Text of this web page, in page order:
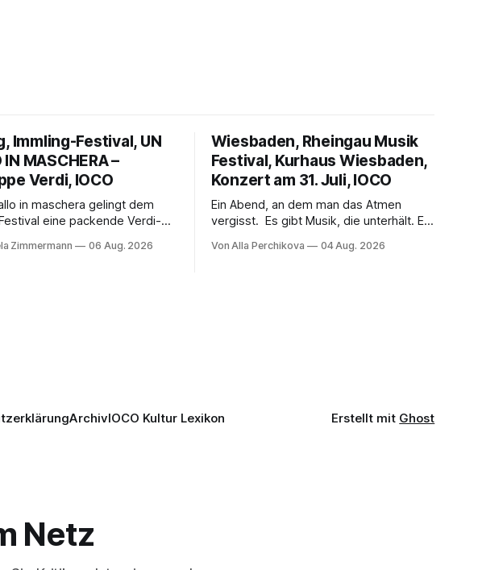
Immling-Festival, UN
IN MASCHERA –
Verdi, IOCO
in maschera gelingt dem
eine packende Verdi-
Verena von Kerssenbrock
Zimmermann 06 Aug. 2026
Wiesbaden, Rheingau Musik
Festival, Kurhaus Wiesbaden,
Konzert am 31. Juli, IOCO
Ein Abend, an dem man das Atmen
vergisst. Es gibt Musik, die unterhält. Es
Musik, nach der man minutenlang kein
Von Alla Perchikova 04 Aug. 2026
ArchivIOCO Kultur Lexikon Erstellt mit Ghost
Netz